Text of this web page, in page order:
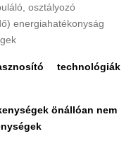
osztályozó
energiahatékonyság
technológiák
önállóan nem